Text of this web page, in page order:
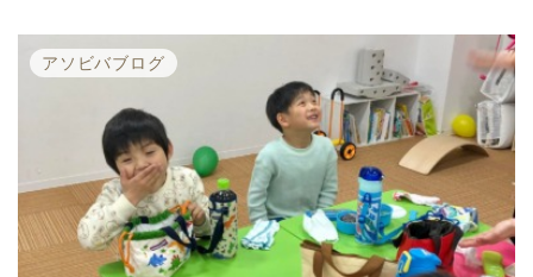
アソビバブログ